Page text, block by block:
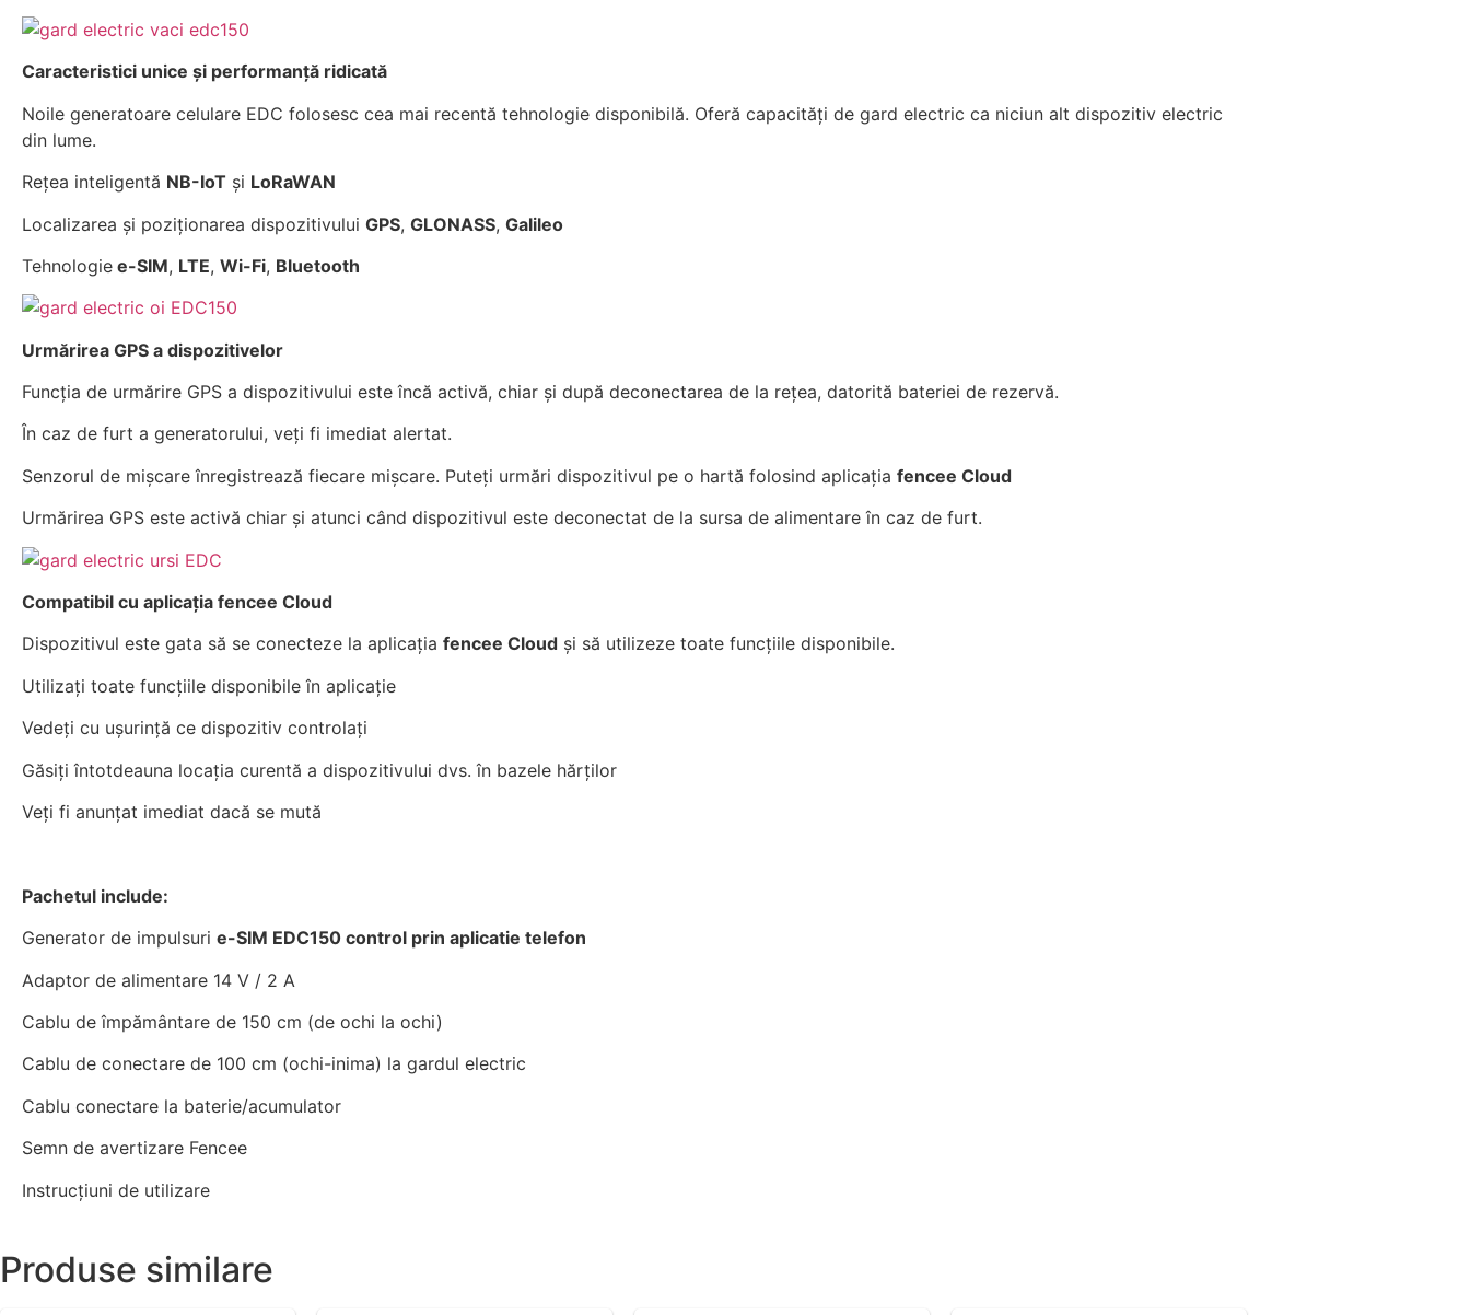
Caracteristici unice și performanță ridicată
Noile generatoare celulare EDC folosesc cea mai recentă tehnologie disponibilă. Oferă capacități de gard electric ca niciun alt dispozitiv electric
din lume.
Rețea inteligentă NB-IoT și LoRaWAN
Localizarea și poziționarea dispozitivului GPS, GLONASS, Galileo
Tehnologie e-SIM, LTE, Wi-Fi, Bluetooth
Urmărirea GPS a dispozitivelor
Funcția de urmărire GPS a dispozitivului este încă activă, chiar și după deconectarea de la rețea, datorită bateriei de rezervă.
În caz de furt a generatorului, veți fi imediat alertat.
Senzorul de mișcare înregistrează fiecare mișcare. Puteți urmări dispozitivul pe o hartă folosind aplicația fencee Cloud
Urmărirea GPS este activă chiar și atunci când dispozitivul este deconectat de la sursa de alimentare în caz de furt.
Compatibil cu aplicația fencee Cloud
Dispozitivul este gata să se conecteze la aplicația fencee Cloud și să utilizeze toate funcțiile disponibile.
Utilizați toate funcțiile disponibile în aplicație
Vedeți cu ușurință ce dispozitiv controlați
Găsiți întotdeauna locația curentă a dispozitivului dvs. în bazele hărților
Veți fi anunțat imediat dacă se mută
Pachetul include:
Generator de impulsuri e-SIM EDC150 control prin aplicatie telefon
Adaptor de alimentare 14 V / 2 A
Cablu de împământare de 150 cm (de ochi la ochi)
Cablu de conectare de 100 cm (ochi-inima) la gardul electric
Cablu conectare la baterie/acumulator
Semn de avertizare Fencee
Instrucțiuni de utilizare
Produse similare